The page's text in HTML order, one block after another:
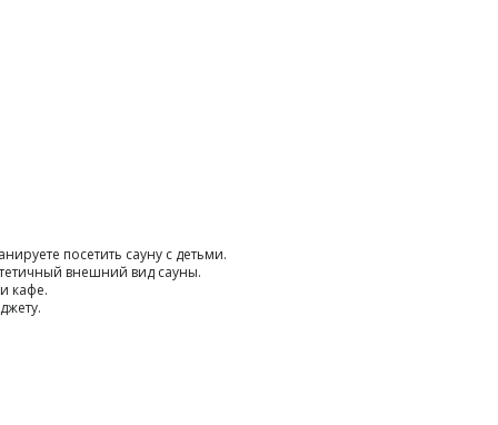
посетить сауну с детьми.
внешний вид сауны.
кафе.